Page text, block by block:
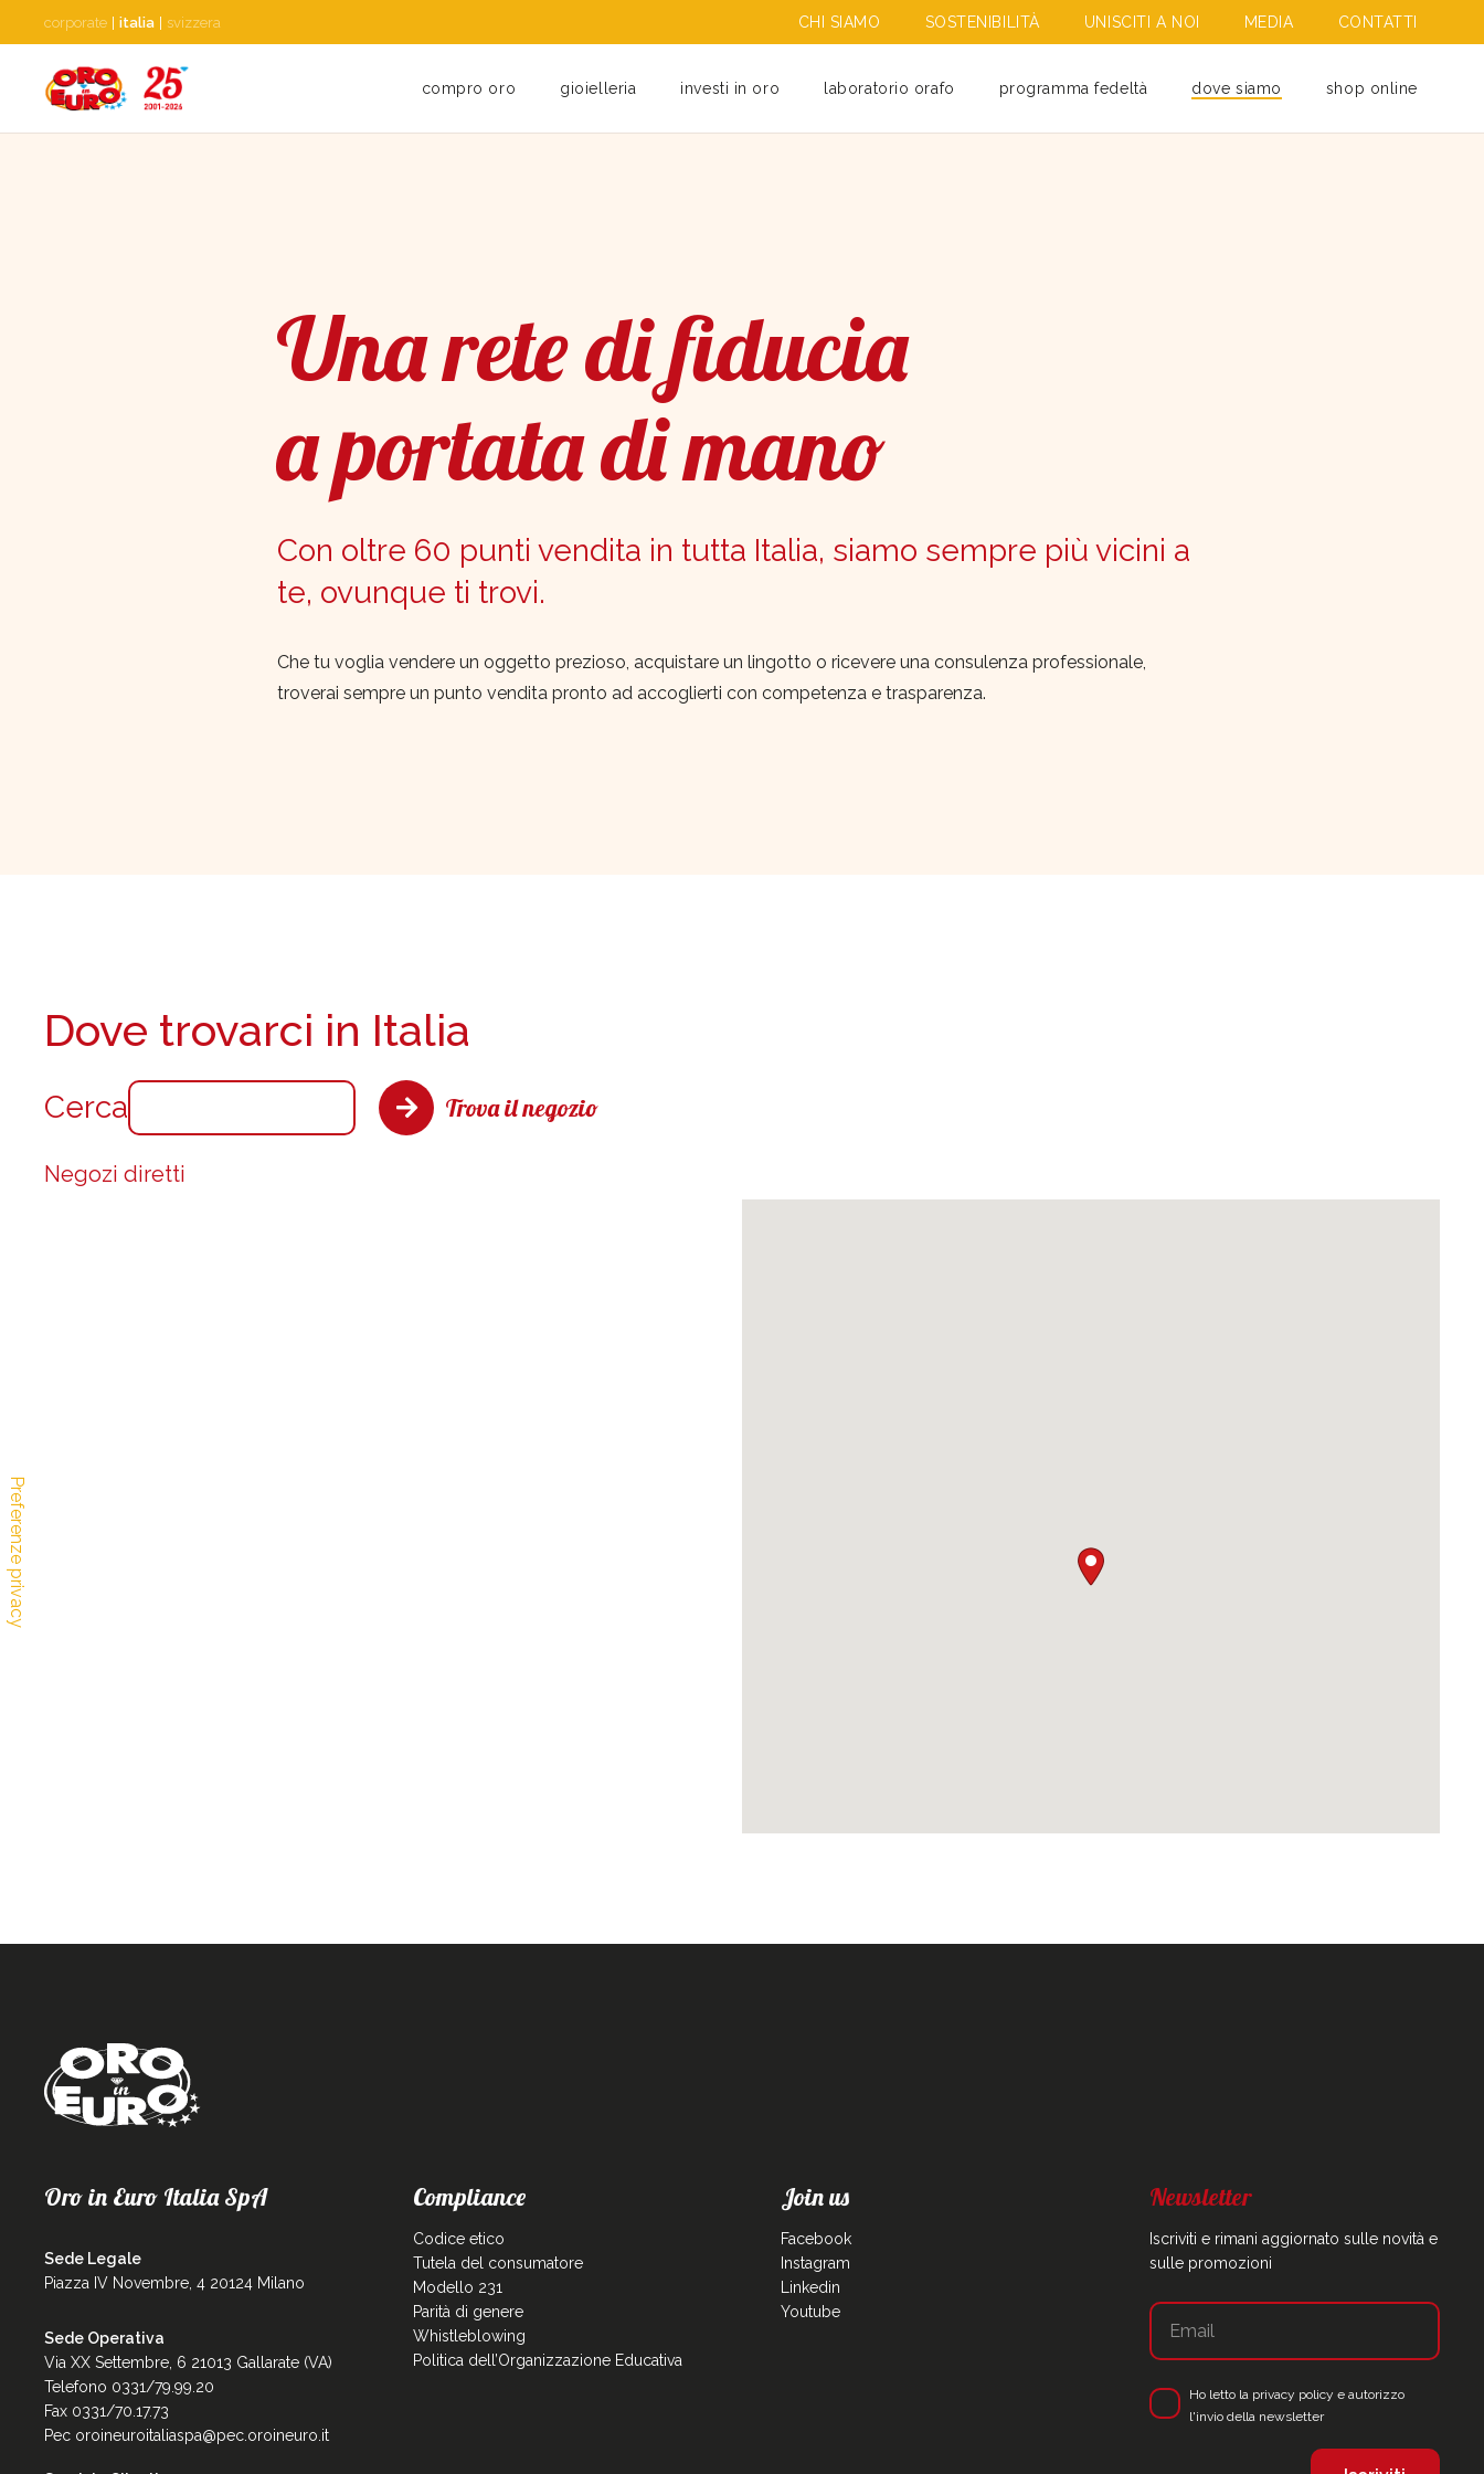
corporate italia svizzera CHI SIAMO SOSTENIBILITÀ UNISCITI A NOI MEDIA CONTATTI
compro oro gioielleria investi in oro laboratorio orafo programma fedeltà dove siamo shop online
Una rete di fiducia
a portata di mano
Con oltre 60 punti vendita in tutta Italia, siamo sempre più vicini a
te, ovunque ti trovi.
Che tu voglia vendere un oggetto prezioso, acquistare un lingotto o ricevere una consulenza professionale,
troverai sempre un punto vendita pronto ad accoglierti con competenza e trasparenza.
Cerca Trova il negozio
Dove trovarci in Italia
Negozi diretti
Oro in Euro Italia SpA
Sede Legale
Piazza IV Novembre, 4 20124 Milano
Sede Operativa
Via XX Settembre, 6 21013 Gallarate (VA)
Telefono 0331/79.99.20
Fax 0331/70.17.73
Pec oroineuroitaliaspa@pec.oroineuro.it
Compliance
Codice etico
Tutela del consumatore
Modello 231
Parità di genere
Whistleblowing
Politica dell’Organizzazione Educativa
Join us
Facebook
Instagram
Linkedin
Youtube
Newsletter
Iscriviti e rimani aggiornato sulle novità e
sulle promozioni
Ho letto la privacy policy e autorizzo
l'invio della newsletter